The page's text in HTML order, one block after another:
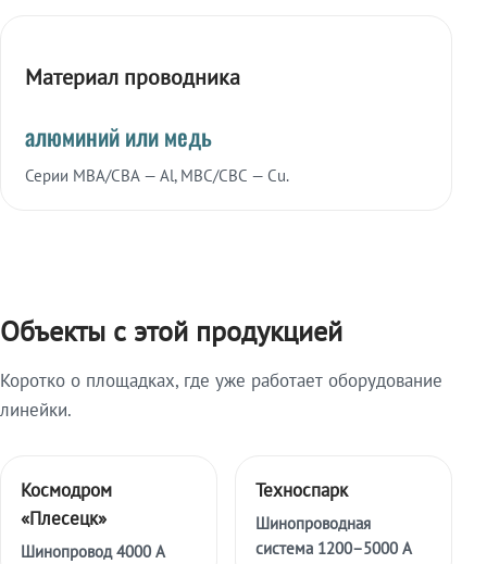
Материал проводника
алюминий или медь
Серии МВА/СВА — Al, МВС/СВС — Cu.
Объекты с этой продукцией
Коротко о площадках, где уже работает оборудование
линейки.
Космодром
«Плесецк»
Шинопровод 4000 А
Техноспарк
Шинопроводная
система 1200–5000 А